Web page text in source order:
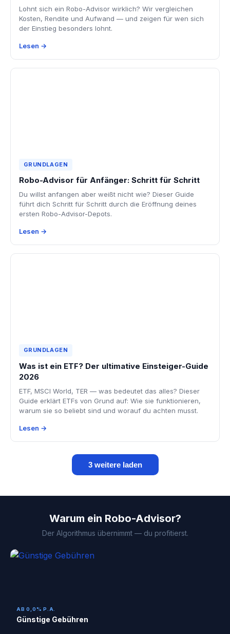
Lohnt sich ein Robo-Advisor wirklich? Wir vergleichen
Kosten, Rendite und Aufwand — und zeigen für wen sich
der Einstieg besonders lohnt.
Lesen →
GRUNDLAGEN
Robo-Advisor für Anfänger: Schritt für Schritt
Du willst anfangen aber weißt nicht wie? Dieser Guide
führt dich Schritt für Schritt durch die Eröffnung deines
ersten Robo-Advisor-Depots.
Lesen →
GRUNDLAGEN
Was ist ein ETF? Der ultimative Einsteiger-Guide
2026
ETF, MSCI World, TER — was bedeutet das alles? Dieser
Guide erklärt ETFs von Grund auf: Wie sie funktionieren,
warum sie so beliebt sind und worauf du achten musst.
Lesen →
3 weitere laden
Warum ein Robo-Advisor?
Der Algorithmus übernimmt — du profitierst.
AB 0,0% P.A.
Günstige Gebühren